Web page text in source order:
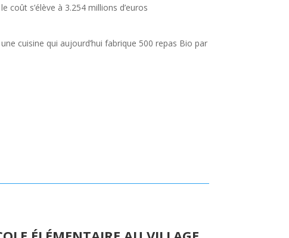
s’élève à 3.254 millions d’euros
cuisine qui aujourd’hui fabrique 500 repas Bio par